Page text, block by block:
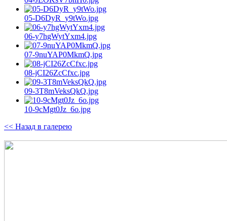
05-D6DyR_y9tWo.jpg
06-y7hgWytYxm4.jpg
07-9nuYAP0MkmQ.jpg
08-jCI26ZcCfxc.jpg
09-3T8mVeksQkQ.jpg
10-9cMgt0Jz_6o.jpg
<< Назад в галерею